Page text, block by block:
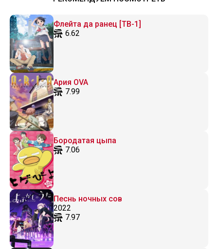
Флейта да ранец [ТВ-1]
6.62
Ария OVA
7.99
Бородатая цыпа
7.06
Песнь ночных сов
2022
7.97